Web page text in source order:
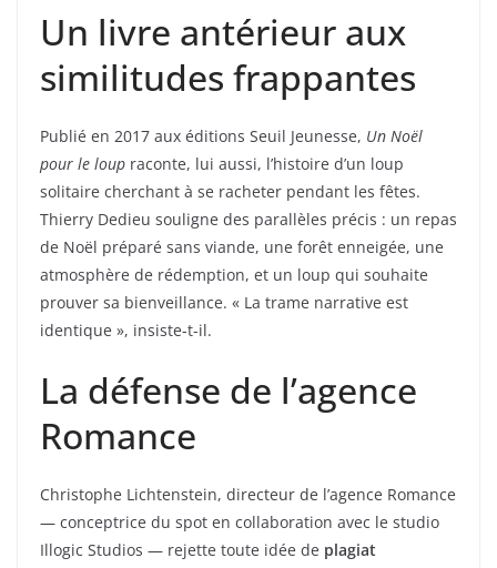
Un livre antérieur aux
similitudes frappantes
Publié en 2017 aux éditions Seuil Jeunesse, Un Noël
pour le loup raconte, lui aussi, l’histoire d’un loup
solitaire cherchant à se racheter pendant les fêtes.
Thierry Dedieu souligne des parallèles précis : un repas
de Noël préparé sans viande, une forêt enneigée, une
atmosphère de rédemption, et un loup qui souhaite
prouver sa bienveillance. « La trame narrative est
identique », insiste-t-il.
La défense de l’agence
Romance
Christophe Lichtenstein, directeur de l’agence Romance
— conceptrice du spot en collaboration avec le studio
Illogic Studios — rejette toute idée de plagiat